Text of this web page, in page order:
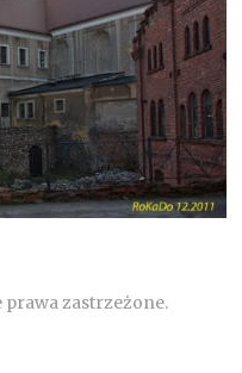
prawa zastrzeżone.